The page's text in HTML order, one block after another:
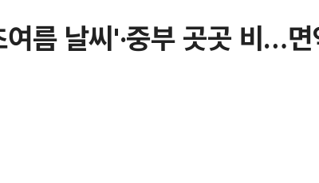
름 날씨'·중부 곳곳 비…